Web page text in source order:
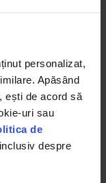
personalizat,
Apăsând
ești de acord să
uri sau
de
despre
acestea,